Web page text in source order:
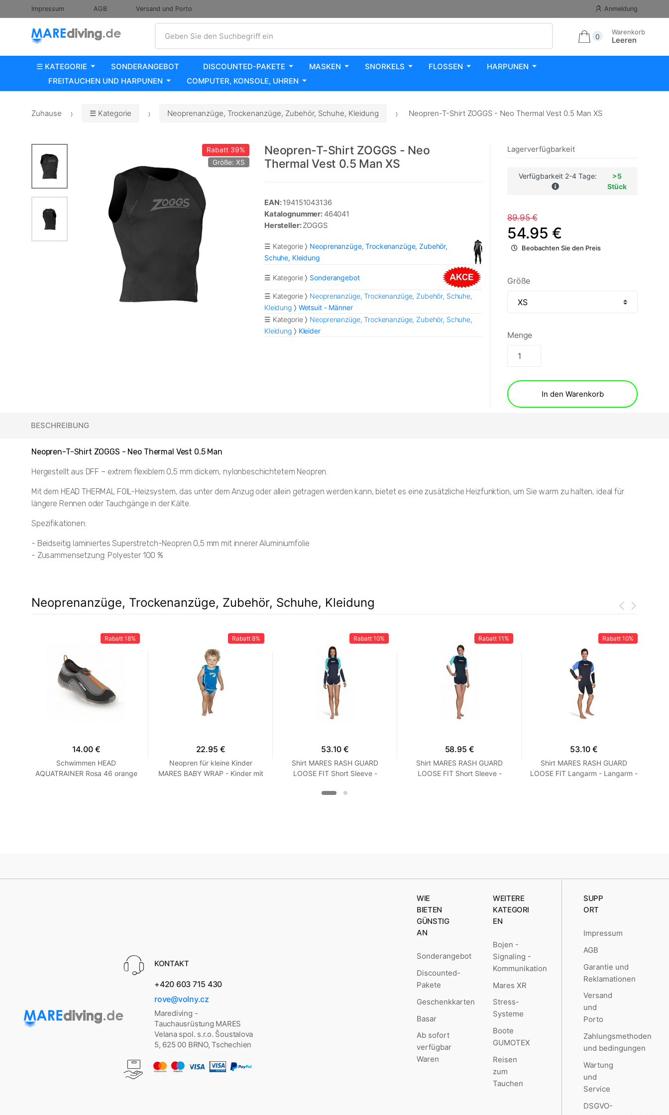
Impressum AGB Versand und Porto Anmeldung
Geben Sie den Suchbegriff ein
0
Warenkorb
Leeren
☰ KATEGORIE SONDERANGEBOT DISCOUNTED-PAKETE MASKEN SNORKELS FLOSSEN
HARPUNEN
FREITAUCHEN UND HARPUNEN
COMPUTER, KONSOLE, UHREN
Zuhause ☰ Kategorie Neoprenanzüge, Trockenanzüge, Zubehör, Schuhe, Kleidung Neopren-T-Shirt ZOGGS - Neo Thermal Vest 0.5 Man XS
Rabatt39%
Größe: XS
Neopren-T-Shirt ZOGGS - Neo
Thermal Vest 0.5 Man XS
EAN:194151043136
Katalognummer: 464041
Hersteller:ZOGGS
☰ Kategorie
Neoprenanzüge, Trockenanzüge, Zubehör,
Schuhe, Kleidung
☰ Kategorie Sonderangebot
☰ Kategorie
Neoprenanzüge, Trockenanzüge, Zubehör, Schuhe,
Kleidung
Wetsuit - Männer
☰ Kategorie
Neoprenanzüge, Trockenanzüge, Zubehör, Schuhe,
Kleidung
Kleider
Lagerverfügbarkeit
Verfügbarkeit 2-4 Tage:
>5
Stück
89.95 €
54.95 €
Beobachten Sie den Preis
Größe
Menge
In den Warenkorb
BESCHREIBUNG
Neopren-T-Shirt ZOGGS - Neo Thermal Vest 0.5 Man
Hergestellt aus DFF – extrem flexiblem 0,5 mm dickem, nylonbeschichtetem Neopren.
Mit dem HEAD THERMAL FOIL-Heizsystem, das unter dem Anzug oder allein getragen werden kann, bietet es eine zusätzliche Heizfunktion, um Sie warm zu halten, ideal für
längere Rennen oder Tauchgänge in der Kälte.
Spezifikationen:
- Beidseitig laminiertes Superstretch-Neopren 0,5 mm mit innerer Aluminiumfolie
- Zusammensetzung: Polyester 100 %
Neoprenanzüge, Trockenanzüge, Zubehör, Schuhe, Kleidung
Rabatt 18%
14.00 €
Schwimmen HEAD
AQUATRAINER Rosa 46 orange
Rabatt 8%
22.95 €
Neopren für kleine Kinder
MARES BABY WRAP - Kinder mit
Rabatt 10%
53.10 €
Shirt MARES RASH GUARD
LOOSE FIT Short Sleeve -
XXS Turquoise
Rabatt 11%
58.95 €
Shirt MARES RASH GUARD
LOOSE FIT Short Sleeve -
Rabatt 10%
53.10 €
Shirt MARES RASH GUARD
LOOSE FIT Langarm - Langarm -
KONTAKT
+420 603 715 430
rove@volny.cz
Marediving -
Tauchausrüstung MARES
Velana spol. s.r.o. Šoustalova
5, 625 00 BRNO, Tschechien
WIE
BIETEN
GÜNSTIG
AN
Sonderangebot
Discounted-
Pakete
Geschenkkarten
Basar
Ab sofort
verfügbar
Waren
WEITERE
KATEGORI
EN
Bojen -
Signaling -
Kommunikation
Mares XR
Stress-
Systeme
Boote
GUMOTEX
Reisen
zum
Tauchen
SUPP
ORT
Impressum
AGB
Garantie und
Reklamationen
Versand
und
Porto
Zahlungsmethoden
und bedingungen
Wartung
und
Service
DSGVO-